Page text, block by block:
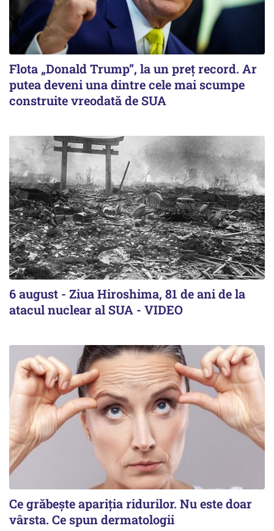
Flota „Donald Trump”, la un preț record. Ar
putea deveni una dintre cele mai scumpe
construite vreodată de SUA
6 august - Ziua Hiroshima, 81 de ani de la
atacul nuclear al SUA - VIDEO
Ce grăbește apariția ridurilor. Nu este doar
vârsta. Ce spun dermatologii